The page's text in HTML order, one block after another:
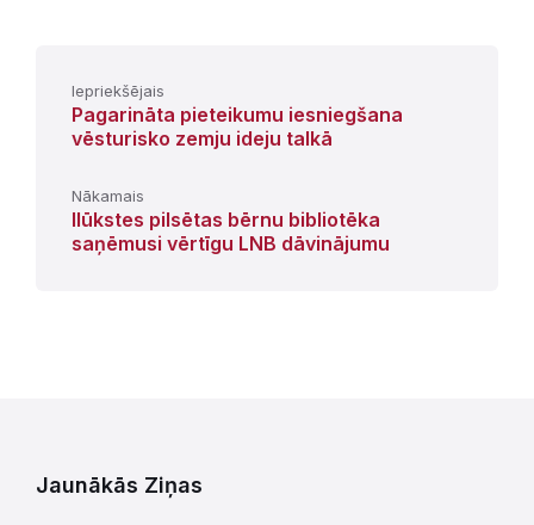
Iepriekšējais
Pagarināta pieteikumu iesniegšana
vēsturisko zemju ideju talkā
Nākamais
Ilūkstes pilsētas bērnu bibliotēka
saņēmusi vērtīgu LNB dāvinājumu
Jaunākās Ziņas